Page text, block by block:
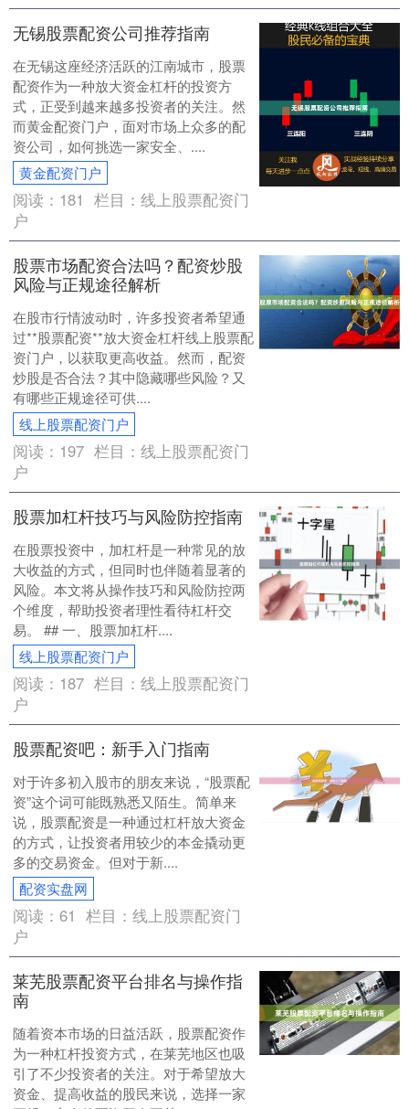
无锡股票配资公司推荐指南
在无锡这座经济活跃的江南城市，股票
配资作为一种放大资金杠杆的投资方
式，正受到越来越多投资者的关注。然
而黄金配资门户，面对市场上众多的配
资公司，如何挑选一家安全、....
黄金配资门户
阅读： 181 栏目：线上股票配资门
户
股票市场配资合法吗？配资炒股
风险与正规途径解析
在股市行情波动时，许多投资者希望通
过**股票配资**放大资金杠杆线上股票配
资门户，以获取更高收益。然而，配资
炒股是否合法？其中隐藏哪些风险？又
有哪些正规途径可供....
线上股票配资门户
阅读： 197 栏目：线上股票配资门
户
股票加杠杆技巧与风险防控指南
在股票投资中，加杠杆是一种常见的放
大收益的方式，但同时也伴随着显著的
风险。本文将从操作技巧和风险防控两
个维度，帮助投资者理性看待杠杆交
易。 ## 一、股票加杠杆....
线上股票配资门户
阅读： 187 栏目：线上股票配资门
户
股票配资吧：新手入门指南
对于许多初入股市的朋友来说，“股票配
资”这个词可能既熟悉又陌生。简单来
说，股票配资是一种通过杠杆放大资金
的方式，让投资者用较少的本金撬动更
多的交易资金。但对于新....
配资实盘网
阅读：61 栏目：线上股票配资门
户
莱芜股票配资平台排名与操作指
南
随着资本市场的日益活跃，股票配资作
为一种杠杆投资方式，在莱芜地区也吸
引了不少投资者的关注。对于希望放大
资金、提高收益的股民来说，选择一家